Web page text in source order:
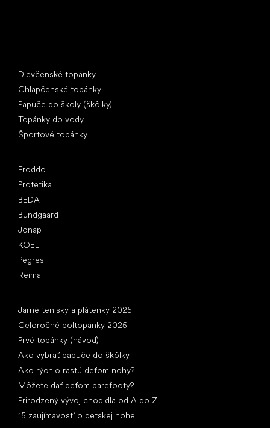
Dievčenské topánky
Chlapčenské topánky
Papuče do školy (škôlky)
Topánky do vody
Športové topánky
Froddo
Protetika
BEDA
Bundgaard
Jonap
KOEL
Pegres
Reima
Jarné tenisky a plátenky 2025
Celoročné poltopánky 2025
Prvé topánky (návod)
Ako vybrať papuče do škôlky
Ako rýchlo rastú deťom nohy?
Môžete dať deťom barefooty?
Prirodzený vývoj chodidla od A do Z
15 zaujímavostí o detskej nohe